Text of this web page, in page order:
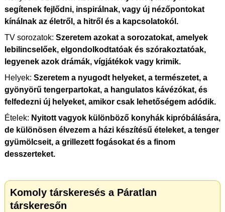
segítenek fejlődni, inspirálnak, vagy új nézőpontokat
kínálnak az életről, a hitről és a kapcsolatokól.
TV sorozatok: Szeretem azokat a sorozatokat, amelyek
lebilincselőek, elgondolkodtatóak és szórakoztatóak,
legyenek azok drámák, vígjátékok vagy krimik.
Helyek: Szeretem a nyugodt helyeket, a természetet, a
gyönyörű tengerpartokat, a hangulatos kávézókat, és
felfedezni új helyeket, amikor csak lehetőségem adódik.
Ételek: Nyitott vagyok különböző konyhák kipróbálására,
de különösen élvezem a házi készítésű ételeket, a tenger
gyümölcseit, a grillezett fogásokat és a finom
desszerteket.
Komoly társkeresés a Páratlan
társkeresőn